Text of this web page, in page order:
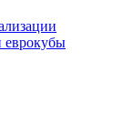
еврокубы